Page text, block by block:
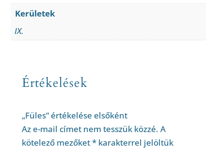
Kerületek
IX.
Értékelések
„Füles” értékelése elsőként
Az e-mail címet nem tesszük közzé. A
kötelező mezőket*karakterrel jelöltük